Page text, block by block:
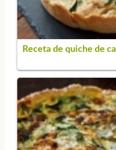
Receta de quiche de